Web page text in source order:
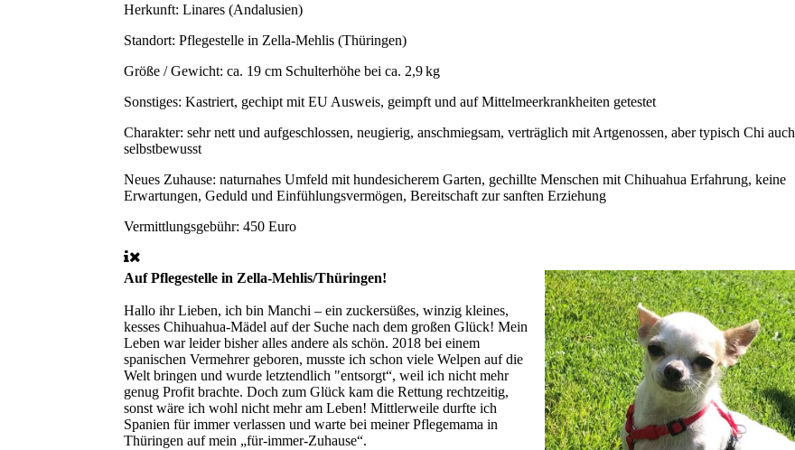
Herkunft: Linares (Andalusien)
Standort: Pflegestelle in Zella-Mehlis (Thüringen)
Größe / Gewicht: ca. 19 cm Schulterhöhe bei ca. 2,9 kg
Sonstiges: Kastriert, gechipt mit EU Ausweis, geimpft und auf Mittelmeerkrankheiten getestet
Charakter: sehr nett und aufgeschlossen, neugierig, anschmiegsam, verträglich mit Artgenossen, aber typisch Chi auch
selbstbewusst
Neues Zuhause: naturnahes Umfeld mit hundesicherem Garten, gechillte Menschen mit Chihuahua Erfahrung, keine
Erwartungen, Geduld und Einfühlungsvermögen, Bereitschaft zur sanften Erziehung
Vermittlungsgebühr: 450 Euro
Auf Pflegestelle in Zella-Mehlis/Thüringen!
Hallo ihr Lieben, ich bin Manchi – ein zuckersüßes, winzig kleines,
kesses Chihuahua-Mädel auf der Suche nach dem großen Glück! Mein
Leben war leider bisher alles andere als schön. 2018 bei einem
spanischen Vermehrer geboren, musste ich schon viele Welpen auf die
Welt bringen und wurde letztendlich "entsorgt“, weil ich nicht mehr
genug Profit brachte. Doch zum Glück kam die Rettung rechtzeitig,
sonst wäre ich wohl nicht mehr am Leben! Mittlerweile durfte ich
Spanien für immer verlassen und warte bei meiner Pflegemama in
Thüringen auf mein „für-immer-Zuhause“.